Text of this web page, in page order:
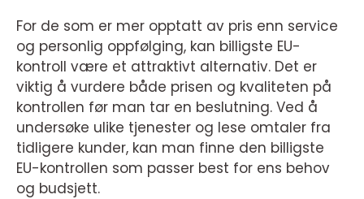
For de som er mer opptatt av pris enn service
og personlig oppfølging, kan billigste EU-
kontroll være et attraktivt alternativ. Det er
viktig å vurdere både prisen og kvaliteten på
kontrollen før man tar en beslutning. Ved å
undersøke ulike tjenester og lese omtaler fra
tidligere kunder, kan man finne den billigste
EU-kontrollen som passer best for ens behov
og budsjett.